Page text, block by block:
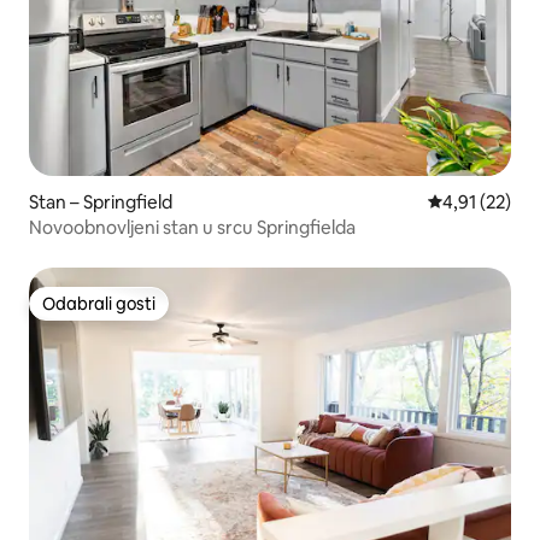
Stan – Springfield Prosječna
4,91 (22)
Novoobnovljeni stan u srcu Springfielda
Odabrali gosti
Odabrali gosti